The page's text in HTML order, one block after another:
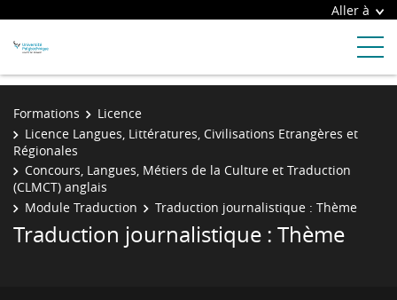
Aller à
Formations
Licence
Licence Langues, Littératures, Civilisations Etrangères et
Régionales
Concours, Langues, Métiers de la Culture et Traduction
(CLMCT) anglais
Module Traduction
Traduction journalistique : Thème
Traduction journalistique : Thème